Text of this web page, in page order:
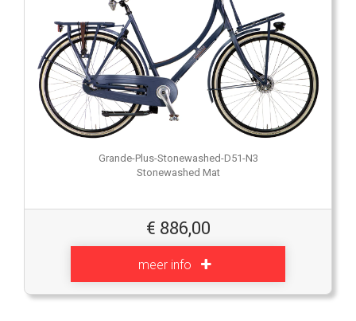
Grande-Plus-Stonewashed-D51-N3
Stonewashed Mat
€ 886,00
meer info